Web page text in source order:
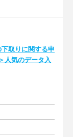
下取りに関する申
人気のデータ入